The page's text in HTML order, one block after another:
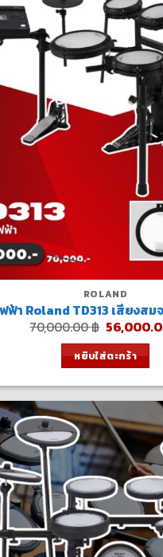
ROLAND
ฟ้า Roland TD313 เสียงสม
70,000.00฿ Original
price
was:
หยิบใส่ตะกร้า